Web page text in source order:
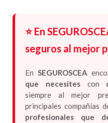
⭐ En
seguros al mejor
En SEGUROSCEA
que necesitescon
siempre al mejor
principales compañías
profesionales que